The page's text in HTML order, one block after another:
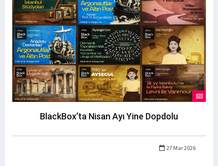
BlackBox’ta Nisan Ayı Yine Dopdolu
27 Mar 2026